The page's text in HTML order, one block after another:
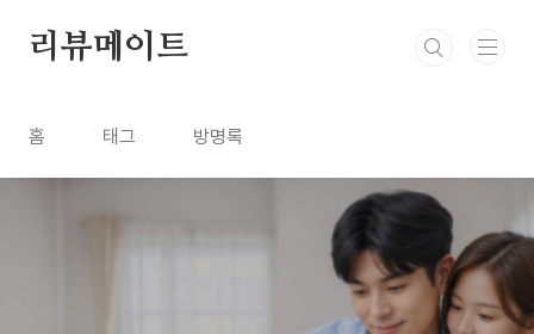
리뷰메이트
홈 태그 방명록